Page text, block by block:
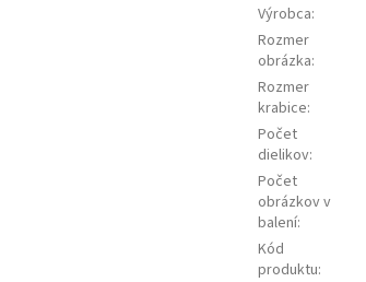
Výrobca:
Rozmer
obrázka:
Rozmer
krabice:
Počet
dielikov:
Počet
obrázkov v
balení:
Kód
produktu: